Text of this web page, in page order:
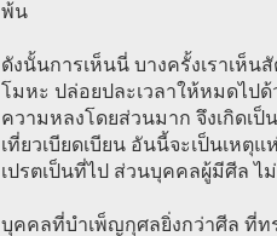
พ้น
ดังนั้นการเห็นนี่ บางครั้งเราเห็น
โมหะ ปล่อยปละเวลาให้หมดไป
ความหลงโดยส่วนมาก จึงเกิดเ
เที่ยวเบียดเบียน อันนี้จะเป็นเห
เปรตเป็นที่ไป ส่วนบุคคลผู้มีศีล
บุคคลที่บำเพ็ญกุศลยิ่งกว่าศีล ที่ท